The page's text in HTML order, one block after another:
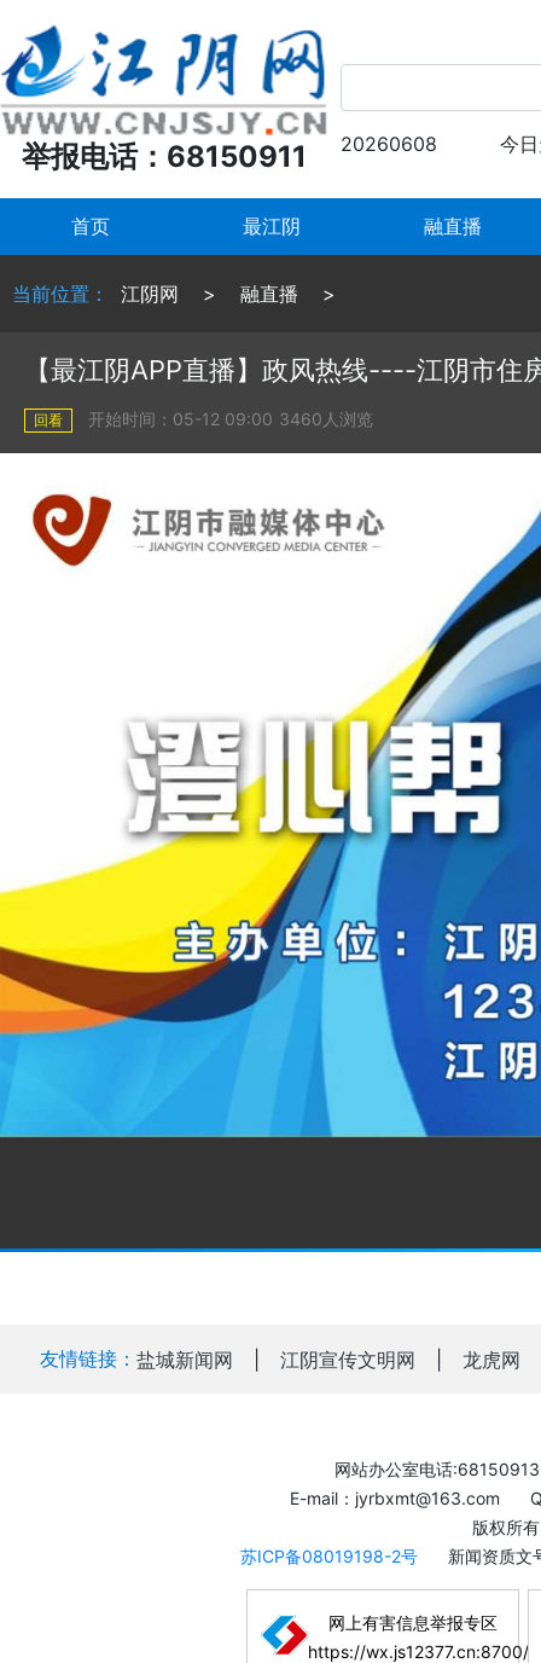
举报电话：68150911 20260608 今
首页 最江阴 融直播
当前位置： 江阴网 > 融直播 >
【最江阴APP直播】政风热线----江阴市住
回看 开始时间：05-12 09:00 3460人浏览
友情链接： 盐城新闻网 江阴宣传文明网 龙虎网
网站办公室电话:68150913
E-mail：jyrbxmt@163.com
版权所
苏ICP备08019198-2号
新闻资质
网上有害信息举报专区
https://wx.js12377.cn:8700/